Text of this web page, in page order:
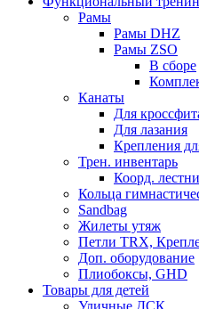
Рамы
Рамы DHZ
Рамы ZSO
В сборе
Канаты
Для
Для лазания
Крепления
Трен. инвентарь
Коорд.
Кольца
Sandbag
Жилеты утяж
Петли TRX,
Доп. оборудование
Плиобоксы, GHD
Товары для детей
Уличные ДСК